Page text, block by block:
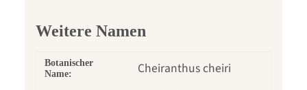
Weitere Namen
Botanischer
Name:
Cheiranthus cheiri